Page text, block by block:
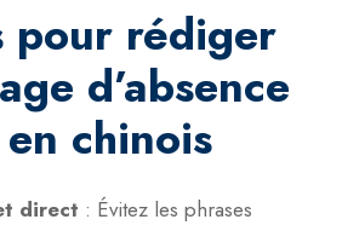
pour rédiger
d’absence
chinois
direct : Évitez les phrases